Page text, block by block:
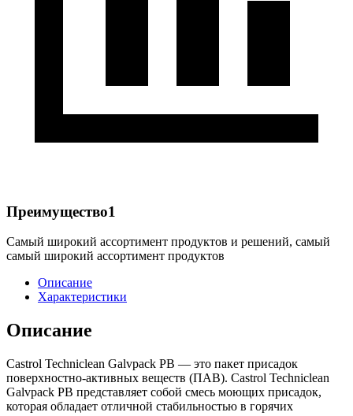
Преимущество1
Самый широкий ассортимент продуктов и решений, самый
самый широкий ассортимент продуктов
Описание
Характеристики
Описание
Castrol Techniclean Galvpack PB — это пакет присадок
поверхностно-активных веществ (ПАВ). Castrol Techniclean
Galvpack PB представляет собой смесь моющих присадок,
которая обладает отличной стабильностью в горячих